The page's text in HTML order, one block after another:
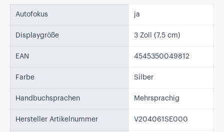
Autofokus ja
Displaygröße 3 Zoll (7,5 cm)
EAN 4545350049812
Farbe Silber
Handbuchsprachen Mehrsprachig
Hersteller Artikelnummer V204061SE000